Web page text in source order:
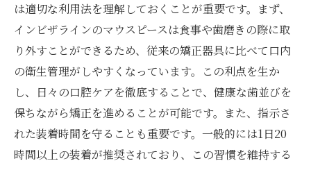
は適切な利用法を理解しておくことが重要です。まず、
インビザラインのマウスピースは食事や歯磨きの際に取
り外すことができるため、従来の矯正器具に比べて口内
の衛生管理がしやすくなっています。この利点を生か
し、日々の口腔ケアを徹底することで、健康な歯並びを
保ちながら矯正を進めることが可能です。また、指示さ
れた装着時間を守ることも重要です。一般的には1日20
時間以上の装着が推奨されており、この習慣を維持する